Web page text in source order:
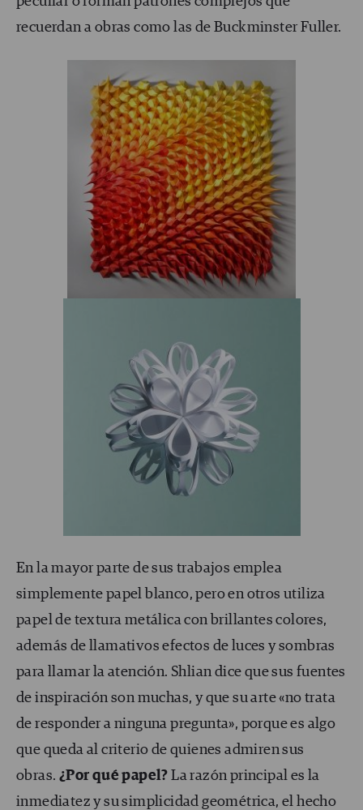
recuerdan a obras como las de Buckminster Fuller.
En la mayor parte de sus trabajos emplea
simplemente papel blanco, pero en otros utiliza
papel de textura metálica con brillantes colores,
además de llamativos efectos de luces y sombras
para llamar la atención. Shlian dice que sus fuentes
de inspiración son muchas, y que su arte «no trata
de responder a ninguna pregunta», porque es algo
que queda al criterio de quienes admiren sus
obras. ¿Por quépapel? La razón principal es la
inmediatez y su simplicidad geométrica, el hecho